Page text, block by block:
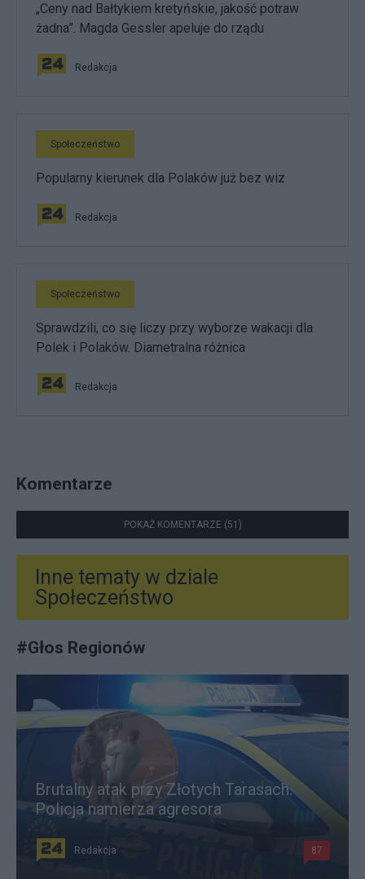
„Ceny nad Bałtykiem kretyńskie, jakość potraw
żadna”. Magda Gessler apeluje do rządu
Redakcja
Społeczeństwo
Popularny kierunek dla Polaków już bez wiz
Redakcja
Społeczeństwo
Sprawdzili, co się liczy przy wyborze wakacji dla
Polek i Polaków. Diametralna różnica
Redakcja
Komentarze
POKAŻ KOMENTARZE (51)
Inne tematy w dziale
Społeczeństwo
#Głos Regionów
Brutalny atak przy Złotych Tarasach.
Policja namierza agresora
Redakcja 87